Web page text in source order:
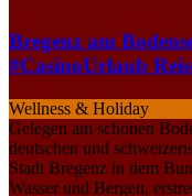
Bregenz am
#CasinoUrlaub
Wellness & Holiday
Gelegen am schönen
deutschen und
Stadt Bregenz in dem
Wasser und Bergen,